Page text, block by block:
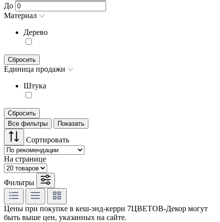
До
Материал
Дерево
Сбросить
Единица продажи
Штука
Сбросить
Все фильтры
Показать
Сортировать
На странице
Фильтры
Цены при покупке в кеш-энд-керри 7ЦВЕТОВ-Декор могут
быть выше цен, указанных на сайте.